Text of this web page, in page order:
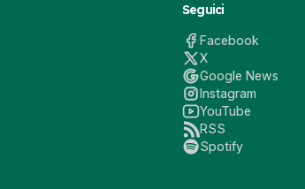
Seguici
Facebook
X
Google News
Instagram
YouTube
RSS
Spotify